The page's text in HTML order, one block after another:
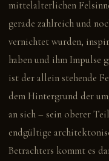
mittelalterlichen
gerade zahlreich und
vernichtet wurden,
haben und ihm Impulse
ist der allein stehende
dem Hintergrund der
an sich – sein oberer
endgültige
Betrachters kommt es